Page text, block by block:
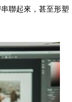
聯起來，甚至形塑